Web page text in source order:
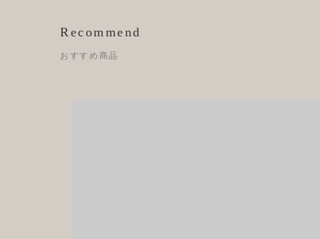
Recommend
おすすめ商品